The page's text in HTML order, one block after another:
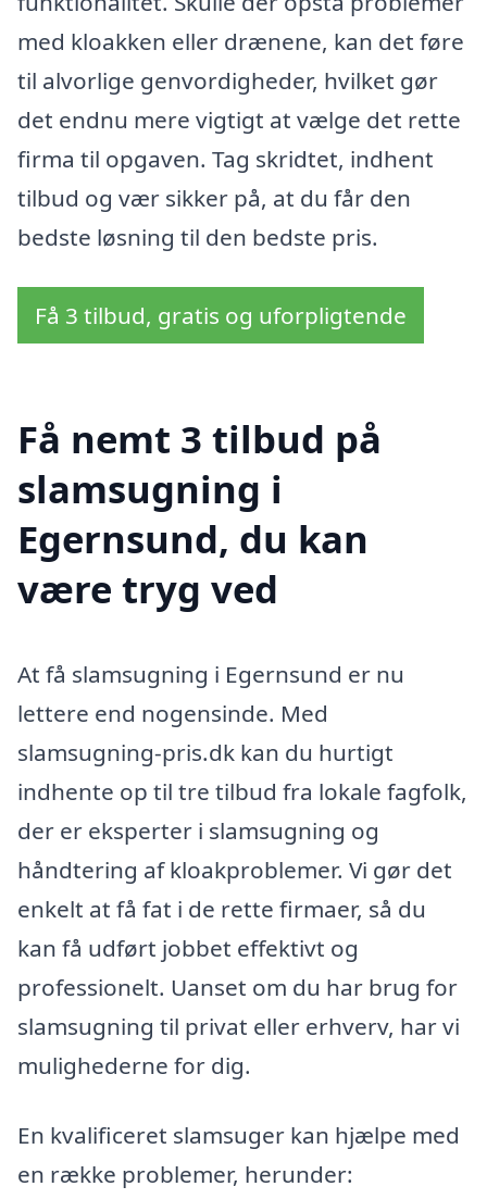
med kloakken eller drænene, kan det føre
til alvorlige genvordigheder, hvilket gør
det endnu mere vigtigt at vælge det rette
firma til opgaven. Tag skridtet, indhent
tilbud og vær sikker på, at du får den
bedste løsning til den bedste pris.
Få 3 tilbud, gratis og uforpligtende
Få nemt 3 tilbud på
slamsugning i
Egernsund, du kan
være tryg ved
At få slamsugning i Egernsund er nu
lettere end nogensinde. Med
slamsugning-pris.dk kan du hurtigt
indhente op til tre tilbud fra lokale fagfolk,
der er eksperter i slamsugning og
håndtering af kloakproblemer. Vi gør det
enkelt at få fat i de rette firmaer, så du
kan få udført jobbet effektivt og
professionelt. Uanset om du har brug for
slamsugning til privat eller erhverv, har vi
mulighederne for dig.
En kvalificeret slamsuger kan hjælpe med
en række problemer, herunder: